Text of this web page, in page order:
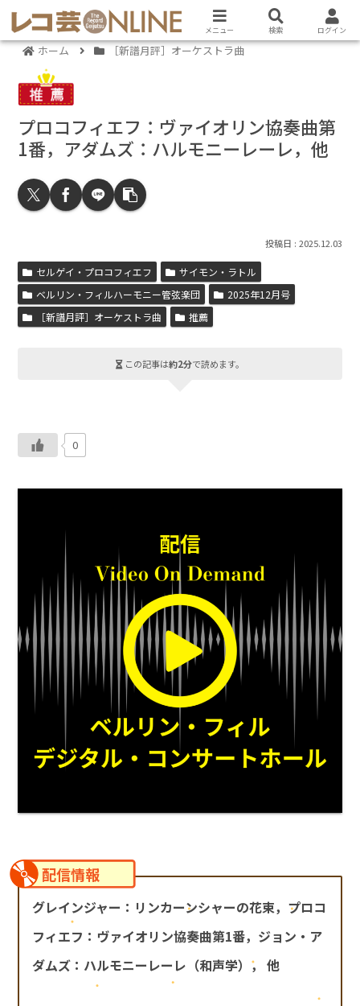
ホーム ［新譜月評］オーケストラ曲
プロコフィエフ：ヴァイオリン協奏曲第
1番，アダムズ：ハルモニーレーレ，他
2025.12.03
セルゲイ・プロコフィエフ
サイモン・ラトル
ベルリン・フィルハーモニー管弦楽団
2025年12月号
［新譜月評］オーケストラ曲
推薦
この記事は約2分で読めます。
0
配信情報
グレインジャー：リンカーンシャーの花束，プロコ
フィエフ：ヴァイオリン協奏曲第1番，ジョン・ア
ダムズ：ハルモニーレーレ（和声学）， 他
メニュー 検索 ログイン